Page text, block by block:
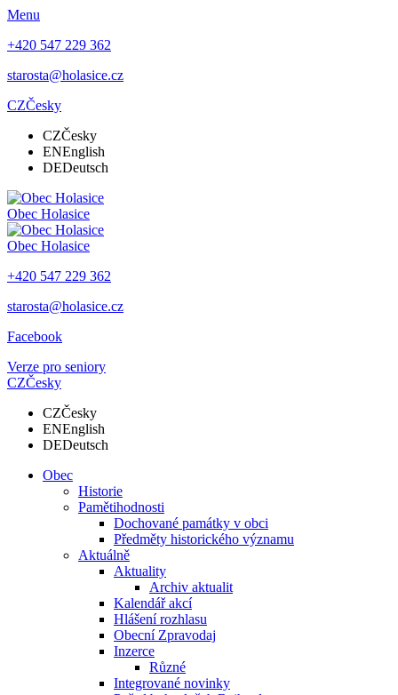
Menu
+420 547 229 362
starosta@holasice.cz
CZČesky
CZČesky
ENEnglish
DEDeutsch
Obec Holasice
Obec Holasice
+420 547 229 362
starosta@holasice.cz
Facebook
Verze pro seniory
CZČesky
CZČesky
ENEnglish
DEDeutsch
Obec
Historie
Pamětihodnosti
Dochované památky v obci
Předměty historického významu
Aktuálně
Aktuality
Archiv aktualit
Kalendář akcí
Hlášení rozhlasu
Obecní Zpravodaj
Inzerce
Různé
Integrované novinky